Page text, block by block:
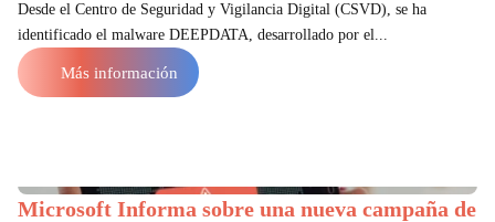
Desde el Centro de Seguridad y Vigilancia Digital (CSVD), se ha
identificado el malware DEEPDATA, desarrollado por el...
Más información
Microsoft Informa sobre una nueva campaña de